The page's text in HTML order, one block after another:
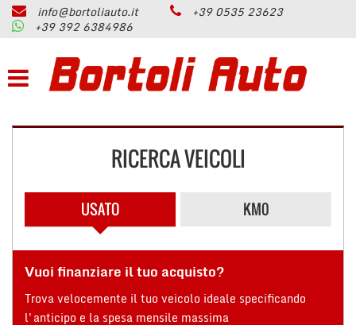
HOME
AZIENDA
CONTATTI
info@bortoliauto.it
+39 0535 23623
+39 392 6384986
RICERCA VEICOLI
USATO KM0
Vuoi finanziare il tuo acquisto?
Trova velocemente il tuo veicolo ideale specificando
l'anticipo e la spesa mensile massima
Le
preferenze
di
consenso
Il
tue
preferenze
di
consenso
alle